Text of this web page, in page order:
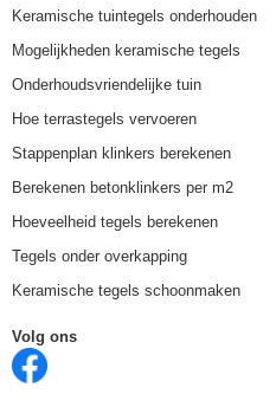
Keramische tuintegels onderhouden
Mogelijkheden keramische tegels
Onderhoudsvriendelijke tuin
Hoe terrastegels vervoeren
Stappenplan klinkers berekenen
Berekenen betonklinkers per m2
Hoeveelheid tegels berekenen
Tegels onder overkapping
Keramische tegels schoonmaken
Volg ons